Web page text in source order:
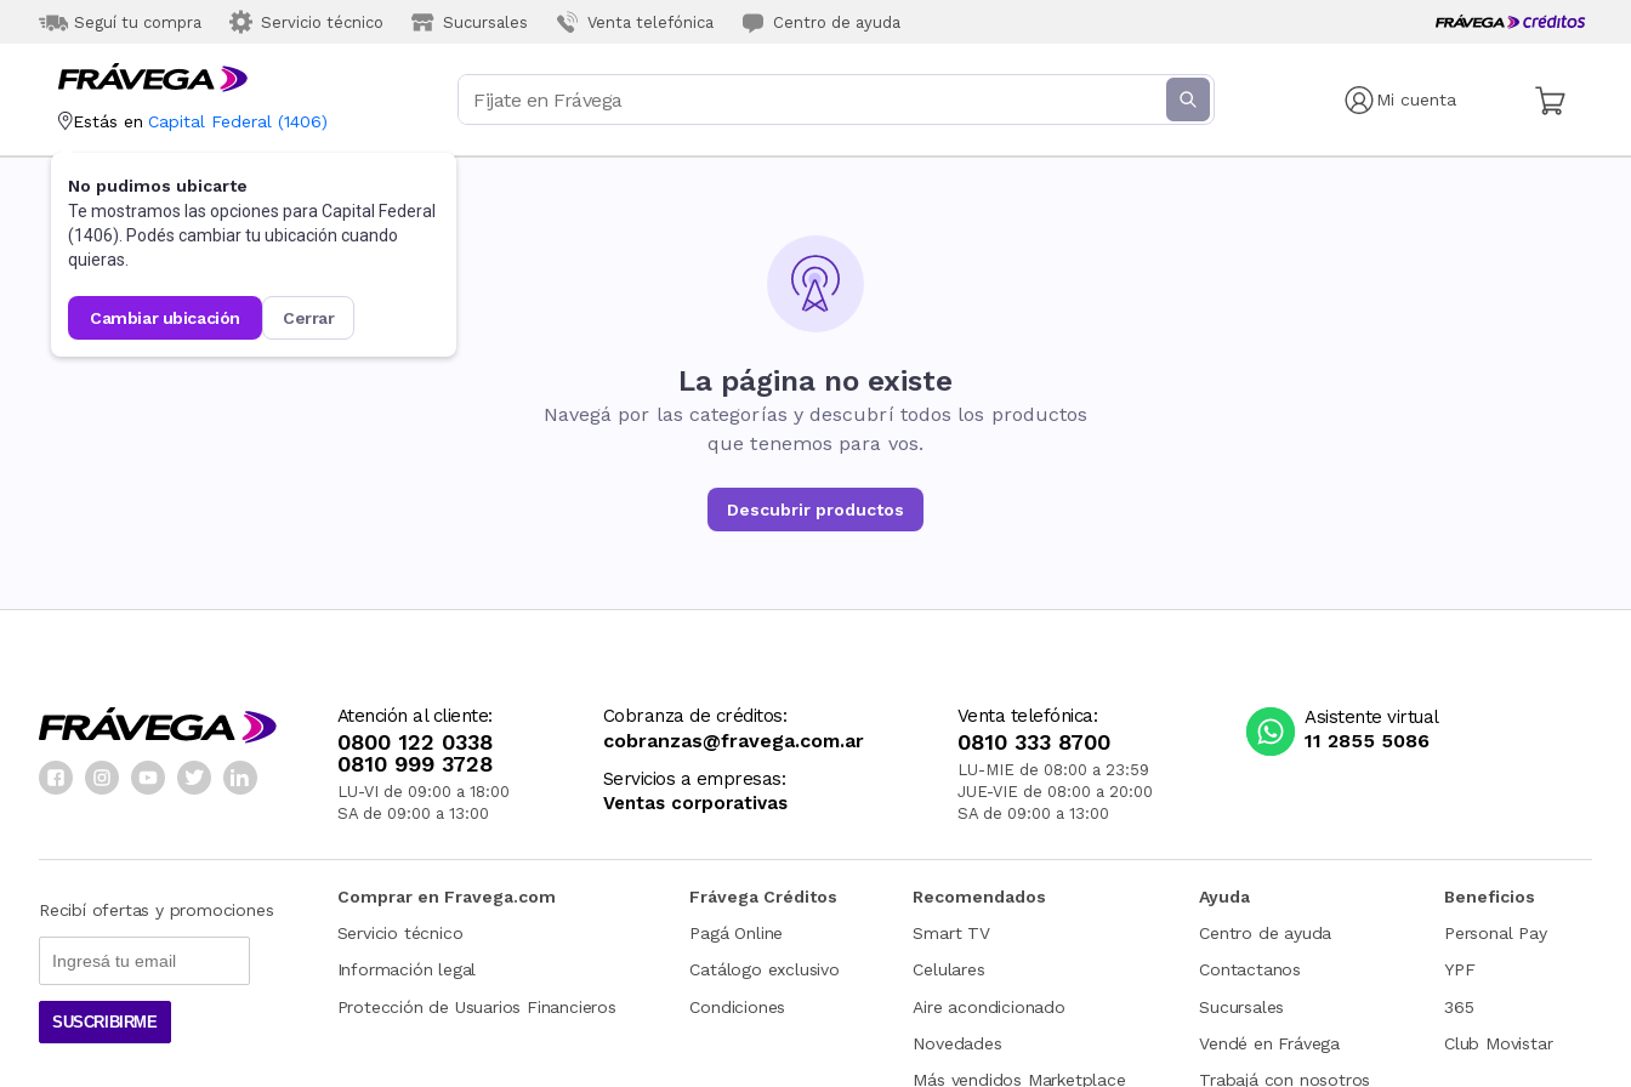
Seguí tu compra Servicio técnico Sucursales Venta telefónica Centro de ayuda
Mi cuenta
Estás en Capital Federal (1406)
No pudimos ubicarte
Te mostramos las opciones para Capital Federal
(1406). Podés cambiar tu ubicación cuando
quieras.
cambiar ubicación cerrar
La página no existe
Navegá por las categorías y descubrí todos los productos
que tenemos para vos.
Descubrir productos
Atención al cliente:
0800 122 0338
0810 999 3728
LU-VI de 09:00 a 18:00
SA de 09:00 a 13:00
Cobranza de créditos:
cobranzas@fravega.com.ar
Servicios a empresas:
Ventas corporativas
Venta telefónica:
0810 333 8700
LU-MIE de 08:00 a 23:59
JUE-VIE de 08:00 a 20:00
SA de 09:00 a 13:00
Asistente virtual
11 2855 5086
Recibí ofertas y promociones
SUSCRIBIRME
Comprar en Fravega.com
Servicio técnico
Información legal
Protección de Usuarios Financieros
Frávega Créditos
Pagá Online
Catálogo exclusivo
Condiciones
Recomendados
Smart TV
Celulares
Aire acondicionado
Novedades
Más vendidos Marketplace
Ayuda
Centro de ayuda
Contactanos
Sucursales
Vendé en Frávega
Trabajá con nosotros
Beneficios
Personal Pay
YPF
365
Club Movistar